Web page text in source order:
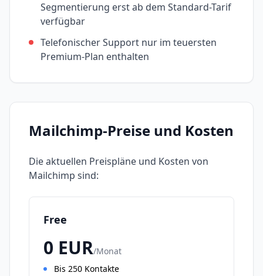
Segmentierung erst ab dem Standard-Tarif
verfügbar
Telefonischer Support nur im teuersten
Premium-Plan enthalten
Mailchimp-Preise und Kosten
Die aktuellen Preispläne und Kosten von
Mailchimp sind:
Free
0 EUR/Monat
Bis 250 Kontakte